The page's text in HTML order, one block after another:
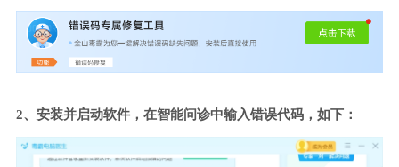
2、安装并启动软件，在智能问诊中输入错误代码，如下：